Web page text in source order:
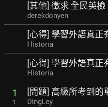
[其他] 徵求 全民英
derekdonyen
[心得] 學習外語真正
Historia
[心得] 學習外語真正
Historia
1
1
[問題] 高級所考到的
DingLey